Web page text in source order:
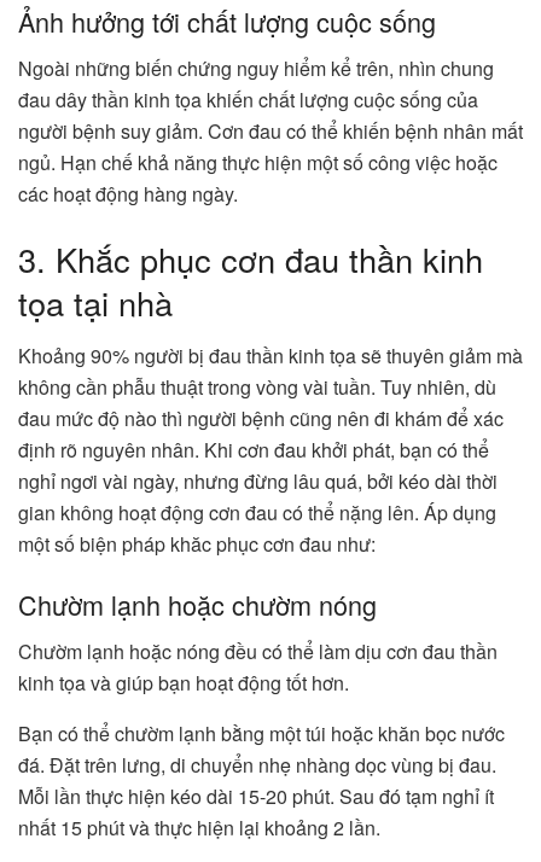
Ảnh hưởng tới chất lượng cuộc sống
Ngoài những biến chứng nguy hiểm kể trên, nhìn chung
đau dây thần kinh tọa khiến chất lượng cuộc sống của
người bệnh suy giảm. Cơn đau có thể khiến bệnh nhân mất
ngủ. Hạn chế khả năng thực hiện một số công việc hoặc
các hoạt động hàng ngày.
3. Khắc phục cơn đau thần kinh
tọa tại nhà
Khoảng 90% người bị đau thần kinh tọa sẽ thuyên giảm mà
không cần phẫu thuật trong vòng vài tuần. Tuy nhiên, dù
đau mức độ nào thì người bệnh cũng nên đi khám để xác
định rõ nguyên nhân. Khi cơn đau khởi phát, bạn có thể
nghỉ ngơi vài ngày, nhưng đừng lâu quá, bởi kéo dài thời
gian không hoạt động cơn đau có thể nặng lên. Áp dụng
một số biện pháp khăc phục cơn đau như:
Chườm lạnh hoặc chườm nóng
Chườm lạnh hoặc nóng đều có thể làm dịu cơn đau thần
kinh tọa và giúp bạn hoạt động tốt hơn.
Bạn có thể chườm lạnh bằng một túi hoặc khăn bọc nước
đá. Đặt trên lưng, di chuyển nhẹ nhàng dọc vùng bị đau.
Mỗi lần thực hiện kéo dài 15-20 phút. Sau đó tạm nghỉ ít
nhất 15 phút và thực hiện lại khoảng 2 lần.